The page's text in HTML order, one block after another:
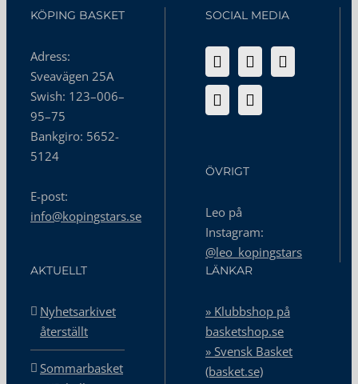
KÖPING BASKET
Adress:
Sveavägen 25A
Swish: 123–006–
95–75
Bankgiro: 5652-
5124
E-post:
info@kopingstars.se
SOCIAL MEDIA
ÖVRIGT
Leo på
Instagram:
@leo_kopingstars
AKTUELLT
Nyhetsarkivet
återställt
Sommarbasket
LÄNKAR
» Klubbshop på
basketshop.se
» Svensk Basket
(basket.se)